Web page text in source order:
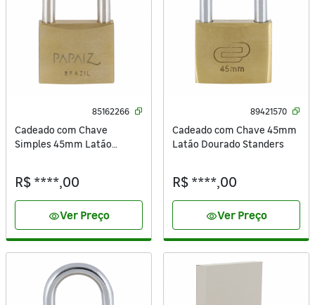
85162266
Cadeado com Chave
Simples 45mm Latão
R$ ****,00
visibilityVer Preço
89421570
Cadeado com Chave 45mm
Latão Dourado Standers
R$ ****,00
visibilityVer Preço